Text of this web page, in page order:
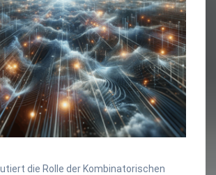
die Rolle der Kombinatorischen